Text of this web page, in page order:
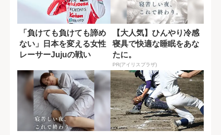
「負けても負けても諦め
ない」日本を変える女性
レーサーJujuの戦い
【大人気】ひんやり冷感
寝具で快適な睡眠をあな
たに。
PR(アイリスプラザ)